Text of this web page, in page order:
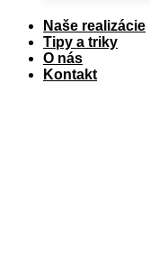
Naše realizácie
Tipy a triky
O nás
Kontakt